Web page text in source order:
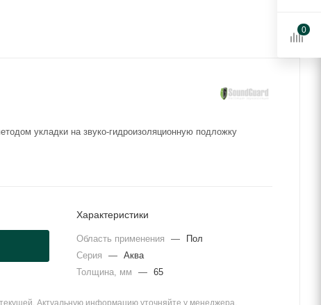
укладки на звуко-гидроизоляционную подложку
Характеристики
Область применения —
Пол
Серия
— Аква
Толщина, мм
— 65
Актуальную информацию уточняйте у менеджера.
0